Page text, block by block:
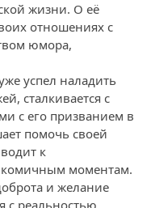
жизни. О её
отношениях с
юмора,
успел наладить
сталкивается с
с его призванием в
помочь своей
к
моментам.
и желание
с реальностью